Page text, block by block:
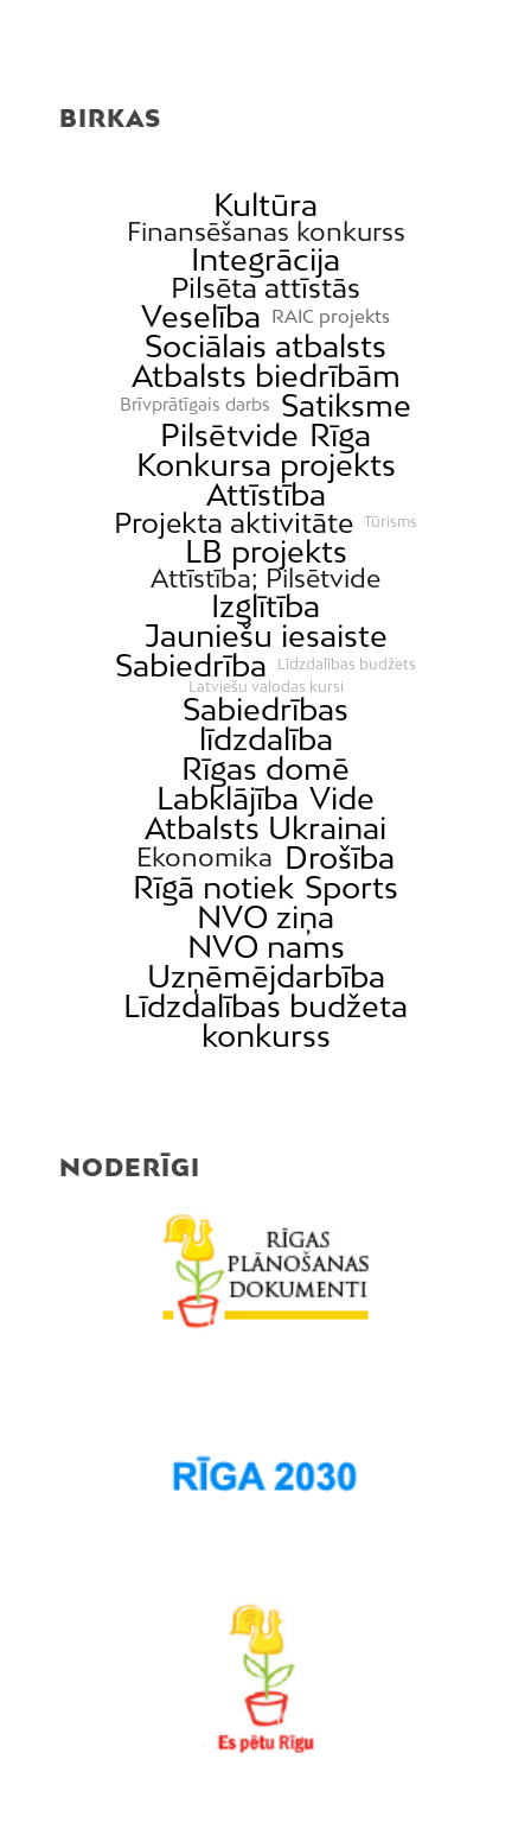
BIRKAS
Kultūra
Finansēšanas konkurss
Integrācija
Pilsēta attīstās
Veselība RAIC projekts
Sociālais atbalsts
Atbalsts biedrībām
Brīvprātīgais darbs
Satiksme
Pilsētvide Rīga
Konkursa projekts
Attīstība
Projekta aktivitāte Tūrisms
LB projekts
Attīstība; Pilsētvide
Izglītība
Jauniešu iesaiste
Sabiedrība
Līdzdalības budžets
Latviešu valodas kursi
Sabiedrības
līdzdalība
Rīgas domē
Labklājība Vide
Atbalsts Ukrainai
Ekonomika Drošība
Rīgā notiek Sports
NVO ziņa
NVO nams
Uzņēmējdarbība
Līdzdalības budžeta
konkurss
NODERĪGI